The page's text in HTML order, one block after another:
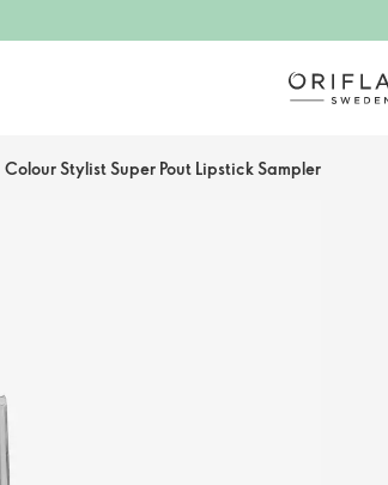
Colour Stylist Super Pout Lipstick Sampler